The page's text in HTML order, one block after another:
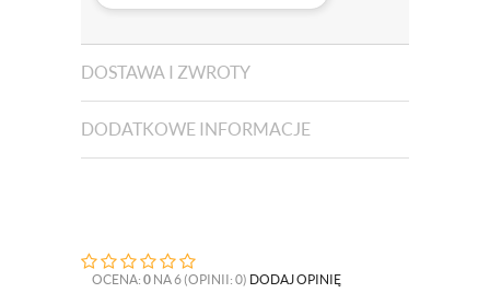
DOSTAWA I ZWROTY
DODATKOWE INFORMACJE
OCENA: 0 NA 6 (OPINII: 0) DODAJ OPINIĘ